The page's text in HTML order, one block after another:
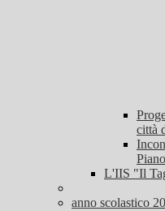
città
L'IIS "Il
anno scolastico